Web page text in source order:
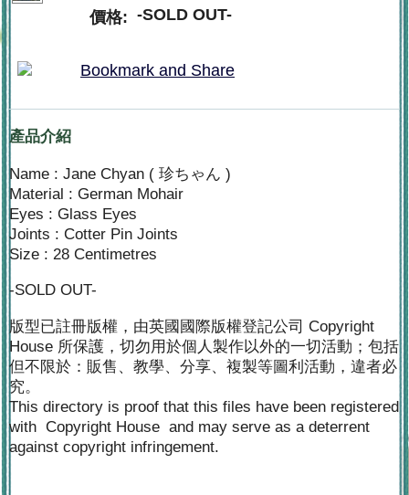
價格: -SOLD OUT-
產品介紹
Name : Jane Chyan ( 珍ちゃん )
Material : German Mohair
Eyes : Glass Eyes
Joints : Cotter Pin Joints
Size : 28 Centimetres
-SOLD OUT-
版型已註冊版權，由英國國際版權登記公司 Copyright
House 所保護，切勿用於個人製作以外的一切活動；包括
但不限於：販售、教學、分享、複製等圖利活動，違者必
究。
This directory is proof that this files have been registered
with Copyright House and may serve as a deterrent
against copyright infringement.